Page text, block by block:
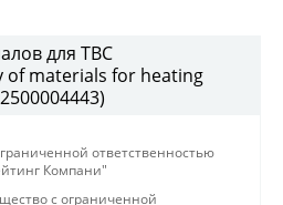
для ТВС
of materials for heating
ответственностью
Компани"
с ограниченной